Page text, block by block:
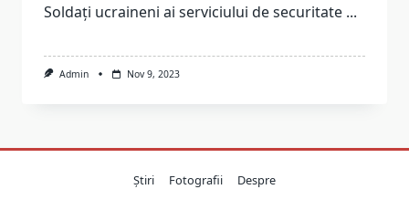
Soldați ucraineni ai serviciului de securitate ...
Admin Nov 9, 2023
Știri Fotografii Despre